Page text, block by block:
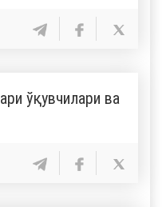
ўқувчилари ва